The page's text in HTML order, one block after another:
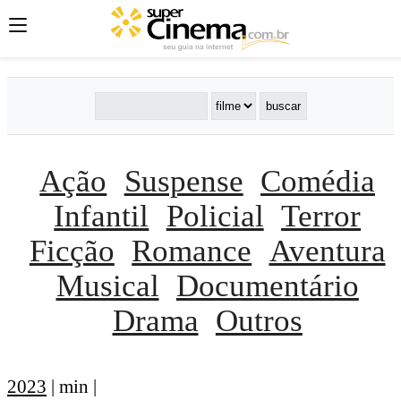
Ação Suspense Comédia
Infantil
Policial Terror
Ficção Romance Aventura
Musical
Documentário
Drama Outros
2023 | min |